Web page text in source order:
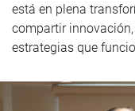
está en plena
compartir
estrategias que